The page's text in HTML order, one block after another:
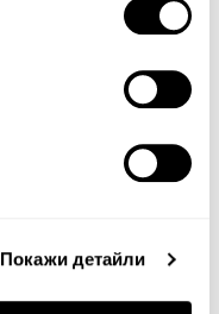
Покажи детайли